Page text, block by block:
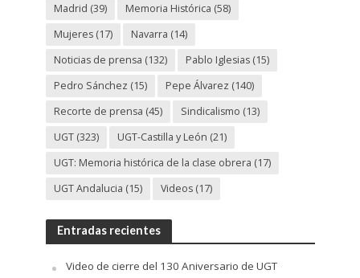
Madrid (39) Memoria Histórica (58)
Mujeres(17) Navarra (14)
Noticias de prensa (132) Pablo Iglesias(15)
Pedro Sánchez (15) Pepe Álvarez (140)
Recorte de prensa (45) Sindicalismo (13)
UGT(323) UGT-Castilla y León (21)
UGT: Memoria histórica de la clase obrera (17)
UGT Andalucia (15) Videos(17)
Entradas recientes
Video de cierre del 130 Aniversario de UGT